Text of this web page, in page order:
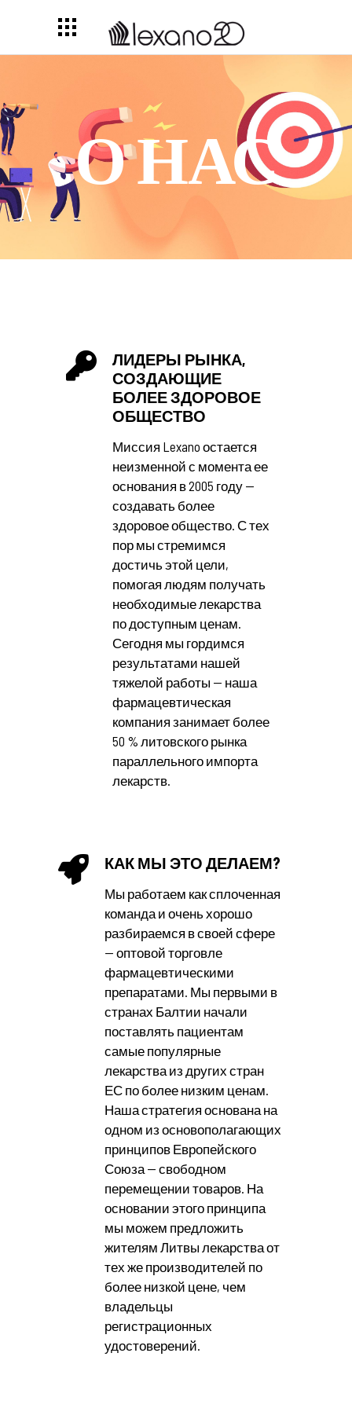
О НАС
ЛИДЕРЫ РЫНКА,
СОЗДАЮЩИЕ
БОЛЕЕ ЗДОРОВОЕ
ОБЩЕСТВО
Миссия Lexano остается
неизменной с момента ее
основания в 2005 году —
создавать более
здоровое общество. С тех
пор мы стремимся
достичь этой цели,
помогая людям получать
необходимые лекарства
по доступным ценам.
Сегодня мы гордимся
результатами нашей
тяжелой работы — наша
фармацевтическая
компания занимает более
50 % литовского рынка
параллельного импорта
лекарств.
КАК МЫ ЭТО ДЕЛАЕМ?
Мы работаем как сплоченная
команда и очень хорошо
разбираемся в своей сфере
— оптовой торговле
фармацевтическими
препаратами. Мы первыми в
странах Балтии начали
поставлять пациентам
самые популярные
лекарства из других стран
ЕС по более низким ценам.
Наша стратегия основана на
одном из основополагающих
принципов Европейского
Союза — свободном
перемещении товаров. На
основании этого принципа
мы можем предложить
жителям Литвы лекарства от
тех же производителей по
более низкой цене, чем
владельцы
регистрационных
удостоверений.